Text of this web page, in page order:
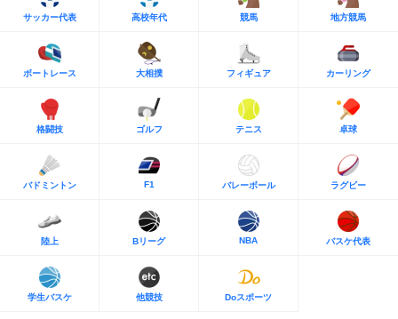
サッカー代表 高校年代 競馬 地方競馬
ボートレース 大相撲 フィギュア カーリング
格闘技 ゴルフ テニス 卓球
バドミントン F1 バレーボール ラグビー
陸上 Bリーグ NBA バスケ代表
学生バスケ 他競技 Doスポーツ